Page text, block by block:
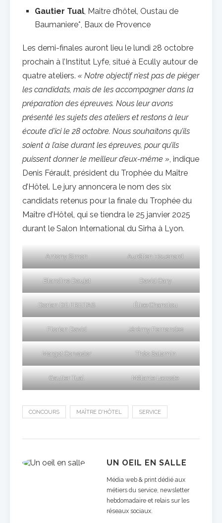
Gautier Tual, Maitre d’hôtel, Oustau de
Baumaniere*, Baux de Provence
Les demi-finales auront lieu le lundi 28 octobre
prochain à l’Institut Lyfe, situé à Ecully autour de
quatre ateliers. « Notre objectif n’est pas de piéger
les candidats, mais de les accompagner dans la
préparation des épreuves. Nous leur avons
présenté les sujets des ateliers et restons à leur
écoute d’ici le 28 octobre. Nous souhaitons qu’ils
soient à l’aise durant les épreuves, pour qu’ils
puissent donner le meilleur d’eux-même », indique
Denis Férault, président du Trophée du Maître
d’Hôtel. Le jury annoncera le nom des six
candidats retenus pour la finale du Trophée du
Maître d’Hôtel, qui se tiendra le 25 janvier 2025
durant le Salon International du Sirha à Lyon.
Antony Simon Aurélien Houenard
Blandine Daujat David Cary
Dorian DE FREITAS Élise Chanclou
Florian David Jérémy Fernandes
Margot Corvasier Théo Salamin
Gautier Tual Mélanie Lacoste
CONCOURS MAÎTRE D'HÔTEL SERVICE
UN OEIL EN SALLE
Média web & print dédié aux
métiers du service, newsletter
hebdomadaire et relais sur les
réseaux sociaux.